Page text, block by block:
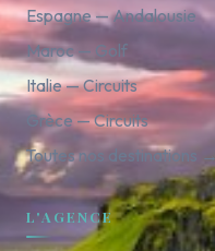
Espagne — Andalousie
Maroc — Golf
Italie — Circuits
Grèce — Circuits
Toutes nos destinations →
L'AGENCE